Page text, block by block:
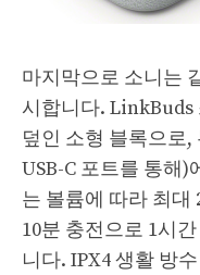
마지막으로 소니는
시합니다. LinkBuds
덮인 소형 블록으로
USB-C 포트를 통해
는 볼륨에 따라 최대
10분 충전으로 1시
니다. IPX4 생활 방